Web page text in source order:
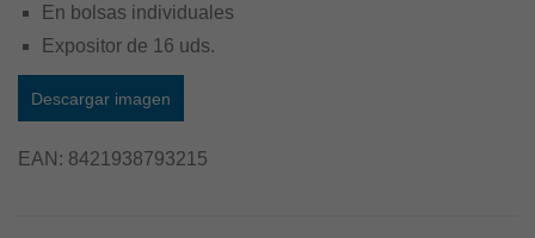
En bolsas individuales
Expositor de 16 uds.
Descargar imagen
EAN: 8421938793215